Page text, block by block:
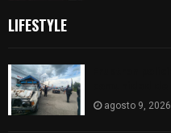
LIFESTYLE
agosto 9, 2026